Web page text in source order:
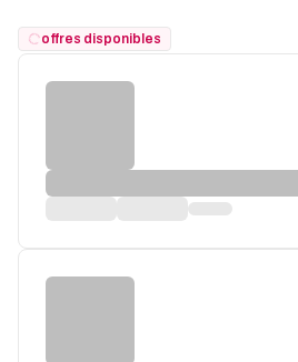
offres disponibles